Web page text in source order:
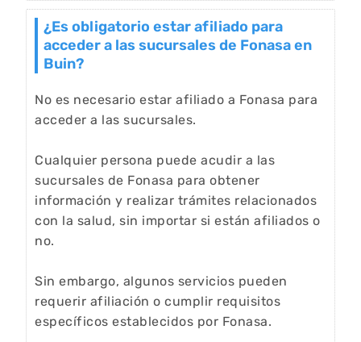
¿Es obligatorio estar afiliado para
acceder a las sucursales de Fonasa en
Buin?
No es necesario estar afiliado a Fonasa para
acceder a las sucursales.
Cualquier persona puede acudir a las
sucursales de Fonasa para obtener
información y realizar trámites relacionados
con la salud, sin importar si están afiliados o
no.
Sin embargo, algunos servicios pueden
requerir afiliación o cumplir requisitos
específicos establecidos por Fonasa.